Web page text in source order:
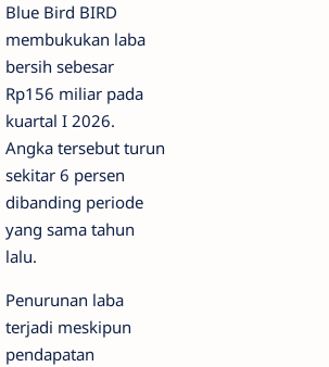
Blue Bird BIRD
membukukan laba
bersih sebesar
Rp156 miliar pada
kuartal I 2026.
Angka tersebut turun
sekitar 6 persen
dibanding periode
yang sama tahun
lalu.
Penurunan laba
terjadi meskipun
pendapatan